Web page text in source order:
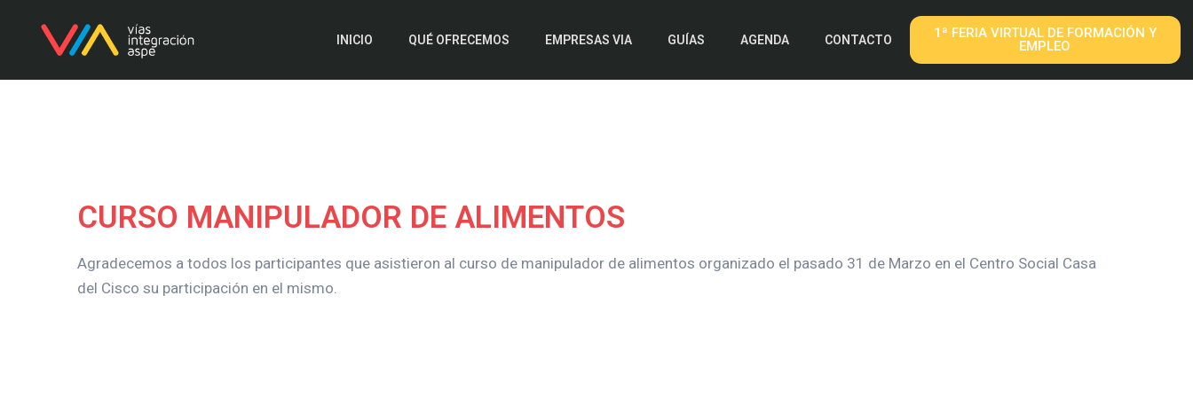
INICIO QUÉ OFRECEMOS EMPRESAS VIA GUÍAS AGENDA CONTACTO
1ª FERIA VIRTUAL DE FORMACIÓN Y
EMPLEO
CURSO MANIPULADOR DE ALIMENTOS
Agradecemos a todos los participantes que asistieron al curso de manipulador de alimentos organizado el pasado 31 de Marzo en el Centro Social Casa
del Cisco su participación en el mismo.